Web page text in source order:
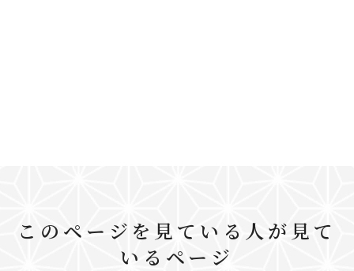
このページを見ている人が見て
いるページ